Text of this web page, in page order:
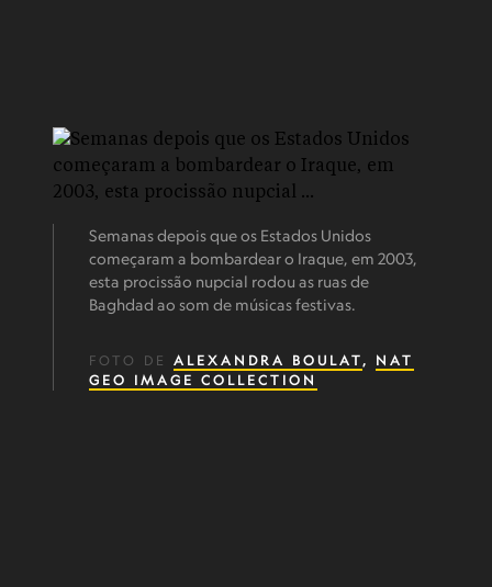
Semanas depois que os Estados Unidos
começaram a bombardear o Iraque, em 2003,
esta procissão nupcial rodou as ruas de
Baghdad ao som de músicas festivas.
FOTO DE ALEXANDRA BOULAT, NAT
GEO IMAGE COLLECTION